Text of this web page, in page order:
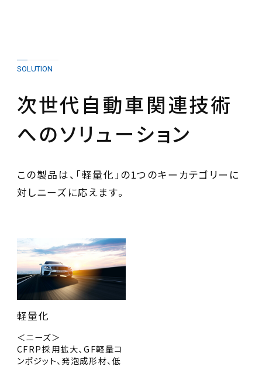
SOLUTION
次世代自動車関連技術
へのソリューション
この製品は、「軽量化」の1つのキーカテゴリーに
対しニーズに応えます。
軽量化
＜ニーズ＞
CFRP採用拡大、GF軽量コ
ンポジット、発泡成形材、低